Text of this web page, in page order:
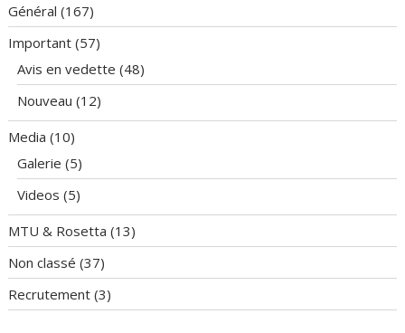
Général (167)
Important (57)
Avis en vedette (48)
Nouveau (12)
Media (10)
Galerie (5)
Videos (5)
MTU & Rosetta (13)
Non classé (37)
Recrutement (3)